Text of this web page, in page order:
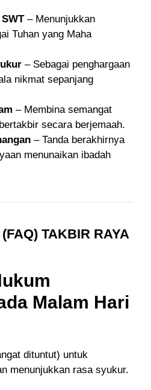
– Menunjukkan
Tuhan yang Maha
– Sebagai penghargaan
nikmat sepanjang
– Membina semangat
secara berjemaah.
– Tanda berakhirnya
menunaikan ibadah
TAKBIR RAYA
Malam Hari
dituntut) untuk
menunjukkan rasa syukur.